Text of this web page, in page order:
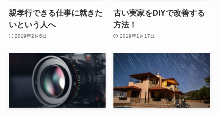
親孝行できる仕事に就きた
いという人へ
2019年2月6日
古い実家をDIYで改善する
方法！
2019年1月17日